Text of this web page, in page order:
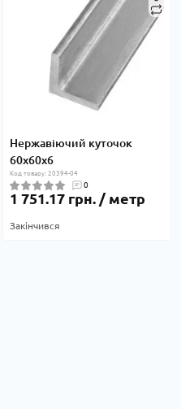
Нержавіючий куточок
60х60х6
Код товару: 20394-04
0
1 751.17 грн. / метр
Закінчився